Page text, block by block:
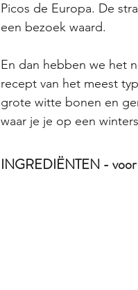
Picos de Europa. De
een bezoek waard.
En dan hebben we het
recept van het meest
grote witte bonen en
waar je je op een
INGREDIËNTEN - voor